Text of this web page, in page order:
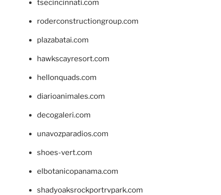
tsecincinnati.com
roderconstructiongroup.com
plazabatai.com
hawkscayresort.com
hellonquads.com
diarioanimales.com
decogaleri.com
unavozparadios.com
shoes-vert.com
elbotanicopanama.com
shadyoaksrockportrvpark.com